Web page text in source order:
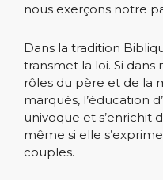
nous exerçons notre
Dans la tradition
transmet la loi. Si dans
rôles du père et de la
marqués, l’éducation
univoque et
même si elle
couples.